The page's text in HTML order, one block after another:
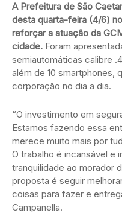
A Prefeitura de São
desta quarta-feira (4/6)
reforçar a atuação da
cidade. Foram
semiautomáticas calibre
além de 10 smartphones,
corporação no dia a dia.
“O investimento em
Estamos fazendo essa
merece muito mais por
O trabalho é incansável e
tranquilidade ao morador
proposta é seguir
coisas para fazer e
Campanella.